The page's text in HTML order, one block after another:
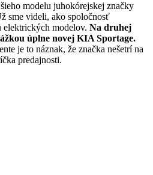
modelu juhokórejskej značky
sme videli, ako spoločnosť
elektrických modelov. Na druhej
úplne novej KIA Sportage.
je to náznak, že značka nešetrí na
predajnosti.